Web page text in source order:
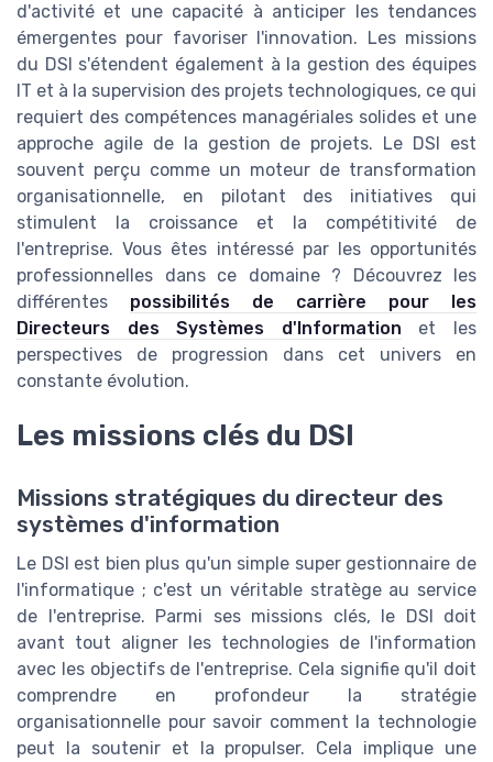
d'activité et une capacité à anticiper les tendances
émergentes pour favoriser l'innovation. Les missions
du DSI s'étendent également à la gestion des équipes
IT et à la supervision des projets technologiques, ce qui
requiert des compétences managériales solides et une
approche agile de la gestion de projets. Le DSI est
souvent perçu comme un moteur de transformation
organisationnelle, en pilotant des initiatives qui
stimulent la croissance et la compétitivité de
l'entreprise. Vous êtes intéressé par les opportunités
professionnelles dans ce domaine ? Découvrez les
différentes possibilités de carrière pour les
Directeurs des Systèmes d'Information et les
perspectives de progression dans cet univers en
constante évolution.
Les missions clés du DSI
Missions stratégiques du directeur des
systèmes d'information
Le DSI est bien plus qu'un simple super gestionnaire de
l'informatique ; c'est un véritable stratège au service
de l'entreprise. Parmi ses missions clés, le DSI doit
avant tout aligner les technologies de l'information
avec les objectifs de l'entreprise. Cela signifie qu'il doit
comprendre en profondeur la stratégie
organisationnelle pour savoir comment la technologie
peut la soutenir et la propulser. Cela implique une